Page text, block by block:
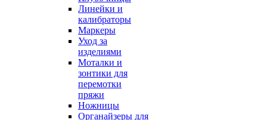
Линейки и
калибраторы
Маркеры
Уход за
изделиями
Моталки и
зонтики для
перемотки
пряжи
Ножницы
Органайзеры для